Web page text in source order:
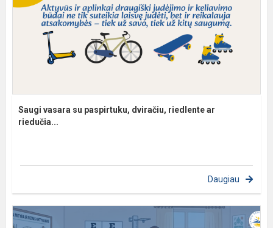
Saugi vasara su paspirtuku, dviračiu, riedlente ar
riedučia...
Daugiau